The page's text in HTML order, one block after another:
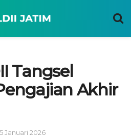
Tangsel
Akhir
Januari 2026